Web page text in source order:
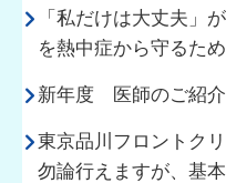
「私だけは大丈夫」
を熱中症から守るた
新年度 医師のご紹介
東京品川フロントク
勿論行えますが、基